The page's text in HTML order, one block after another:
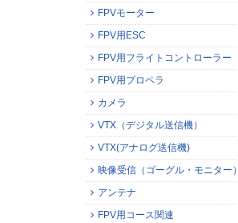
FPVモーター
FPV用ESC
FPV用フライトコントローラー
FPV用プロペラ
カメラ
VTX（デジタル送信機）
VTX(アナログ送信機)
映像受信（ゴーグル・モニター）
アンテナ
FPV用コース関連